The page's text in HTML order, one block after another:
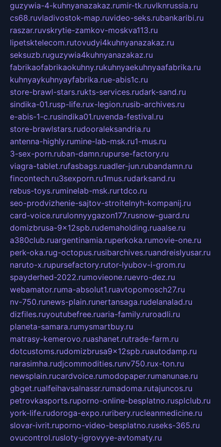
guzywia-4-kuhnyanazakaz.rumir-tk.ruvlknrussia.ru
cs68.ruvladivostok-map.ruvideo-seks.rubankaribi.ru
raszar.ruvskrytie-zamkov-moskva113.ru
lipetsktelecom.rutovudyi4kuhnyanazakaz.ru
seksuzb.ruguzywia4kuhnyanazakaz.ru
fabrikaofabrikaokuhny.rukuhnyaekuhnyaafabrika.ru
kuhnyaykuhnyayfabrika.rue-abis1c.ru
store-brawl-stars.rukts-services.rudark-sand.ru
sindika-01.rusp-life.rux-legion.rusib-archives.ru
e-abis-1-c.rusindika01.ruvenda-festival.ru
store-brawlstars.rudooraleksandria.ru
antenna-highly.rumine-lab-msk.ru1-mus.ru
3-sex-porn.ruban-damn.rupurse-factory.ru
viagra-tablet.rufasbags.ruadler-jun.rubandamn.ru
fincontech.ru3sexporn.ru1mus.rudarksand.ru
rebus-toys.ruminelab-msk.rurtdco.ru
seo-prodvizhenie-sajtov-stroitelnyh-kompanij.ru
card-voice.rurulonnyygazon177.rusnow-guard.ru
domizbrusa-9x12spb.rudemaholding.ruaalse.ru
a380club.ruargentinamia.ruperkoka.rumovie-one.ru
perk-oka.rug-octopus.rusibarchives.ruandreislyusar.ru
naruto-x.rupursefactory.rutor-lyubov-i-grom.ru
spayderhed-2022.rumovieone.ruevro-dez.ru
webamator.ruma-absolut1.ruavtopomosch27.ru
nv-750.runews-plain.runertansaga.rudelanalad.ru
dizfiles.ruyoutubefree.ruaria-family.ruroadli.ru
planeta-samara.rumysmartbuy.ru
matrasy-kemerovo.ruashanet.rutrade-farm.ru
dotcustoms.rudomizbrusa9x12spb.ruautodamp.ru
narasimha.rudjcommodities.runv750.rux-ton.ru
newsplain.rucardvoice.rumodopaper.rumanunae.ru
gbget.rualfeihavsalnassr.rumadoma.rutajuncos.ru
petrovkasports.ruporno-online-besplatno.rusplclub.ru
york-life.rudoroga-expo.ruribery.rucleanmedicine.ru
slovar-ivrit.ruporno-video-besplatno.ruseks-365.ru
ovucontrol.rusloty-igrovyye-avtomaty.ru